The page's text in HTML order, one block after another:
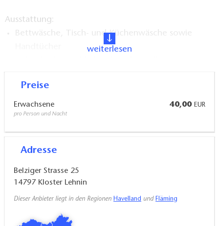
Ausstattung:
Bettwäsche, Tisch- und Küchenwäsche sowie
Cerankochfeld)
Fahrradverleih
Heizung
weiterlesen
Preise
Erwachsene 40,00 EUR
pro Person und Nacht
Adresse
Belziger Strasse 25
14797 Kloster Lehnin
Dieser Anbieter liegt in den Regionen Havelland und Fläming